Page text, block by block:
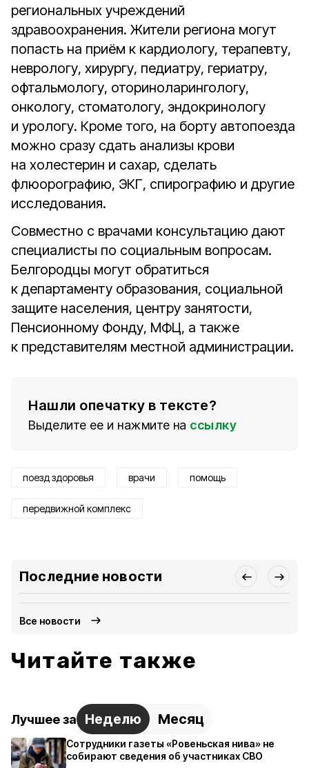
региональных учреждений
здравоохранения. Жители региона могут
попасть на приём к кардиологу, терапевту,
неврологу, хирургу, педиатру, гериатру,
офтальмологу, оториноларингологу,
онкологу, стоматологу, эндокринологу
и урологу. Кроме того, на борту автопоезда
можно сразу сдать анализы крови
на холестерин и сахар, сделать
флюорографию, ЭКГ, спирографию и другие
исследования.
Совместно с врачами консультацию дают
специалисты по социальным вопросам.
Белгородцы могут обратиться
к департаменту образования, социальной
защите населения, центру занятости,
Пенсионному Фонду, МФЦ, а также
к представителям местной администрации.
Нашли опечатку в тексте?
Выделите ее и нажмите на ссылку
поезд здоровья врачи помощь
передвижной комплекс
Последние новости
Все новости
Читайте также
Лучшее за Неделю Месяц
Сотрудники газеты «Ровеньская нива» не
собирают сведения об участниках СВО